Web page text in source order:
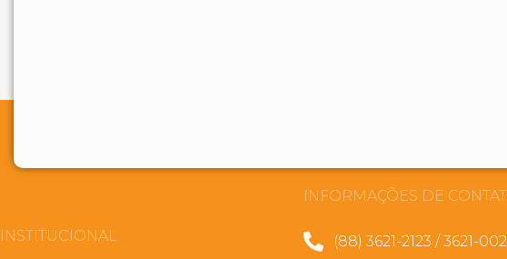
INSTITUCIONAL
INFORMAÇÕES DE
(88) 3621-2123 / 3621-